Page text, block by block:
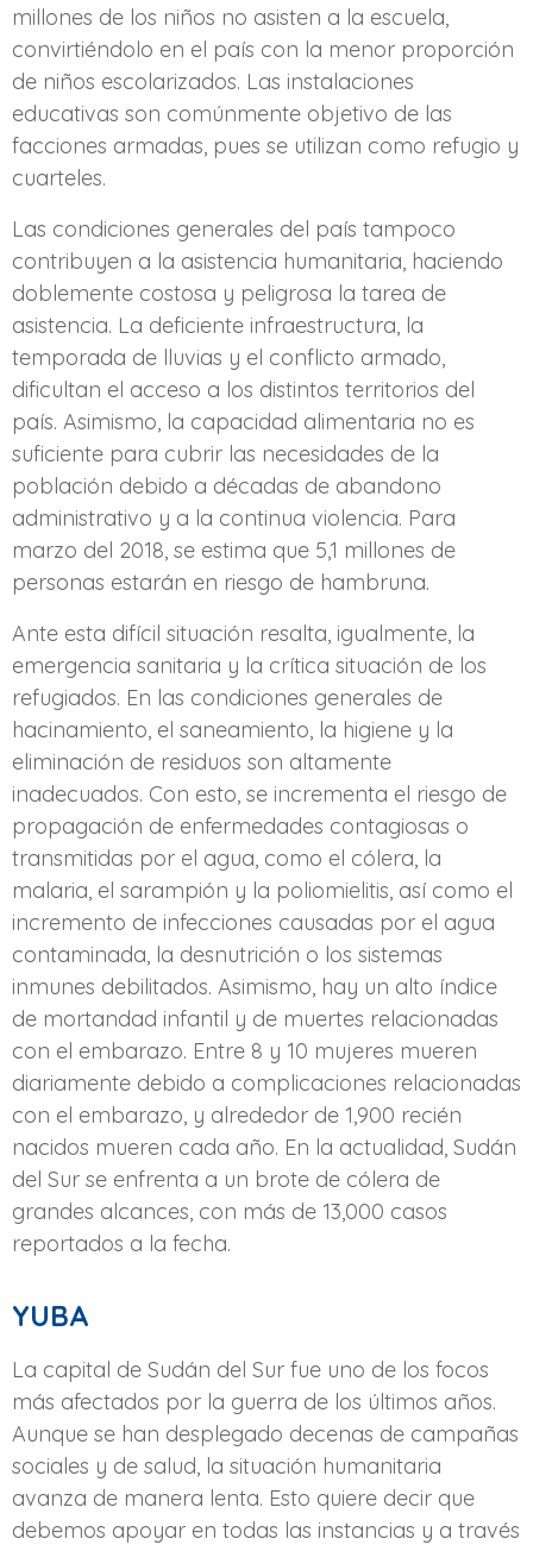
millones de los niños no asisten a la escuela,
convirtiéndolo en el país con la menor proporción
de niños escolarizados. Las instalaciones
educativas son comúnmente objetivo de las
facciones armadas, pues se utilizan como refugio y
cuarteles.
Las condiciones generales del país tampoco
contribuyen a la asistencia humanitaria, haciendo
doblemente costosa y peligrosa la tarea de
asistencia. La deficiente infraestructura, la
temporada de lluvias y el conflicto armado,
dificultan el acceso a los distintos territorios del
país. Asimismo, la capacidad alimentaria no es
suficiente para cubrir las necesidades de la
población debido a décadas de abandono
administrativo y a la continua violencia. Para
marzo del 2018, se estima que 5,1 millones de
personas estarán en riesgo de hambruna.
Ante esta difícil situación resalta, igualmente, la
emergencia sanitaria y la crítica situación de los
refugiados. En las condiciones generales de
hacinamiento, el saneamiento, la higiene y la
eliminación de residuos son altamente
inadecuados. Con esto, se incrementa el riesgo de
propagación de enfermedades contagiosas o
transmitidas por el agua, como el cólera, la
malaria, el sarampión y la poliomielitis, así como el
incremento de infecciones causadas por el agua
contaminada, la desnutrición o los sistemas
inmunes debilitados. Asimismo, hay un alto índice
de mortandad infantil y de muertes relacionadas
con el embarazo. Entre 8 y 10 mujeres mueren
diariamente debido a complicaciones relacionadas
con el embarazo, y alrededor de 1,900 recién
nacidos mueren cada año. En la actualidad, Sudán
del Sur se enfrenta a un brote de cólera de
grandes alcances, con más de 13,000 casos
reportados a la fecha.
YUBA
La capital de Sudán del Sur fue uno de los focos
más afectados por la guerra de los últimos años.
Aunque se han desplegado decenas de campañas
sociales y de salud, la situación humanitaria
avanza de manera lenta. Esto quiere decir que
debemos apoyar en todas las instancias y a través